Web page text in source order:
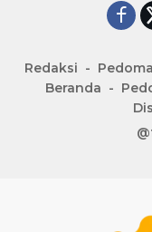
Redaksi
Beranda